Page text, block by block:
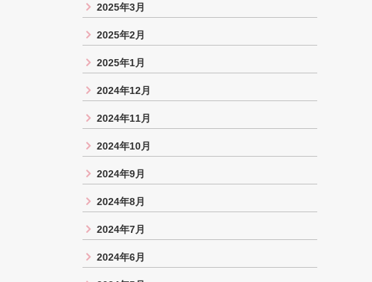
2025年3月
2025年2月
2025年1月
2024年12月
2024年11月
2024年10月
2024年9月
2024年8月
2024年7月
2024年6月